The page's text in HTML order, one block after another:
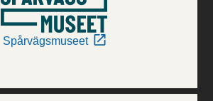
Spårvägsmuseet